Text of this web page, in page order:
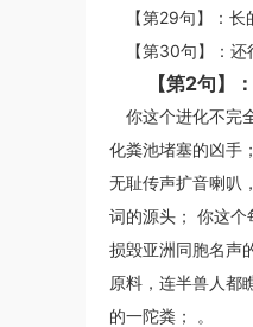
【第29句】：
【第30句】：还
【第2句】
你这个进化不完
化粪池堵塞的凶手
无耻传声扩音喇叭
词的源头； 你这
损毁亚洲同胞名声
原料，连半兽人都
的一陀粪； 。